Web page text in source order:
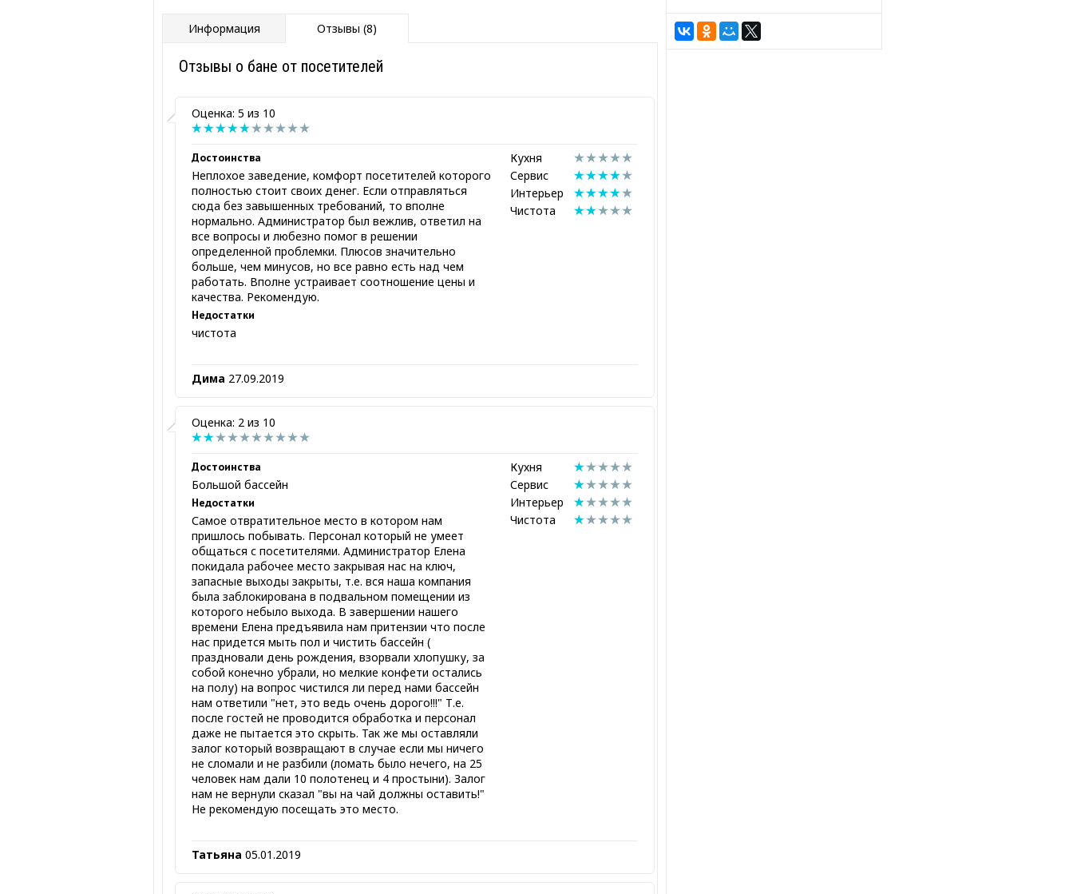
Информация Отзывы (8)
Отзывы о бане от посетителей
Оценка: 5 из 10
Достоинства
Неплохое заведение, комфорт посетителей которого
полностью стоит своих денег. Если отправляться
сюда без завышенных требований, то вполне
нормально. Администратор был вежлив, ответил на
все вопросы и любезно помог в решении
определенной проблемки. Плюсов значительно
больше, чем минусов, но все равно есть над чем
работать. Вполне устраивает соотношение цены и
качества. Рекомендую.
Недостатки
чистота
Кухня
Сервис
Интерьер
Чистота
Дима 27.09.2019
Оценка: 2 из 10
Достоинства
Большой бассейн
Недостатки
Самое отвратительное место в котором нам
пришлось побывать. Персонал который не умеет
общаться с посетителями. Администратор Елена
покидала рабочее место закрывая нас на ключ,
запасные выходы закрыты, т.е. вся наша компания
была заблокирована в подвальном помещении из
которого небыло выхода. В завершении нашего
времени Елена предъявила нам притензии что после
нас придется мыть пол и чистить бассейн (
праздновали день рождения, взорвали хлопушку, за
собой конечно убрали, но мелкие конфети остались
на полу) на вопрос чистился ли перед нами бассейн
нам ответили "нет, это ведь очень дорого!!!" Т.е.
после гостей не проводится обработка и персонал
даже не пытается это скрыть. Так же мы оставляли
залог который возвращают в случае если мы ничего
не сломали и не разбили (ломать было нечего, на 25
человек нам дали 10 полотенец и 4 простыни). Залог
нам не вернули сказал "вы на чай должны оставить!"
Не рекомендую посещать это место.
Кухня
Сервис
Интерьер
Чистота
Татьяна 05.01.2019